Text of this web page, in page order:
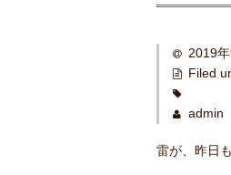
2019
Filed
admin
雷が、昨日